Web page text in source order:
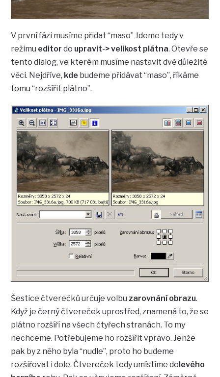
V první fázi musíme přidat “maso” Jdeme tedy v
režimu editor do upravit-> velikost plátna. Otevře se
tento dialog, ve kterém musíme nastavit dvě důležité
věci. Nejdříve, kde budeme přidávat “maso”, říkáme
tomu “rozšířit plátno”.
Šestice čtverečků určuje volbu zarovnání obrazu.
Když je černý čtvereček uprostřed, znamená to, že se
plátno rozšíří na všech čtyřech stranách. To my
nechceme. Potřebujeme ho rozšířit vpravo. Jenže
pak by z něho byla “nudle”, proto ho budeme
rozšiřovat i dole. Čtvereček tedy umístíme dolevého